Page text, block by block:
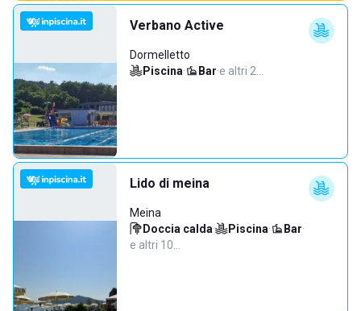
Verbano Active
Dormelletto
Piscina· Bar·e altri 2…
Lido di meina
Meina
Doccia calda· Piscina· Bar·
e altri 10…